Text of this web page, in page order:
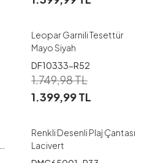
48 50
Leopar Garnili Tesettür
Mayo Siyah
DF10333-R52
1.749,98TL
1.399,99TL
Renkli Desenli Plaj Çantası
Lacivert